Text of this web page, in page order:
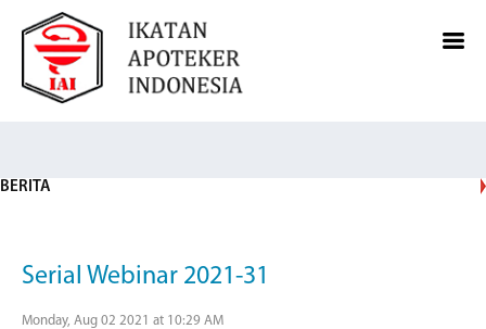
BERITA
Serial Webinar 2021-31
Monday, Aug 02 2021 at 10:29 AM